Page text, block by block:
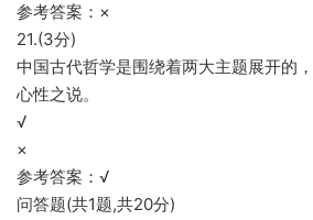
参考答案：×
21.(3分)
中国古代哲学是围绕着两大主题展开的
心性之说。
√
×
参考答案：√
问答题(共1题,共20分)